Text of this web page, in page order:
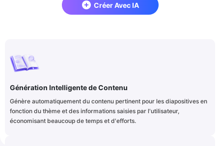
Créer Avec IA
Génération Intelligente de Contenu
Génère automatiquement du contenu pertinent pour les diapositives en
fonction du thème et des informations saisies par l'utilisateur,
économisant beaucoup de temps et d'efforts.